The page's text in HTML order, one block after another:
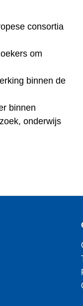
consortia
om
binnen de
binnen
onderwijs